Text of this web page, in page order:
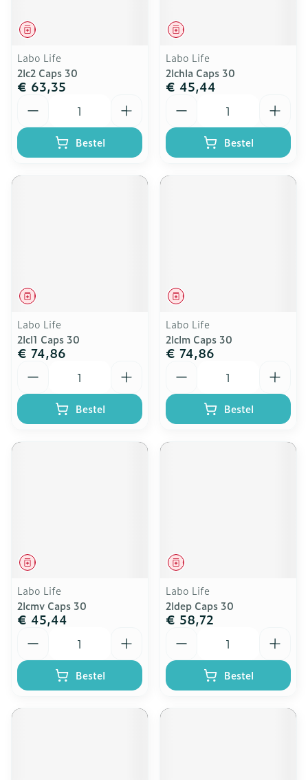
Geneesmiddel
Labo Life
2lc2 Caps 30
€ 63,35
Bestel
Geneesmiddel
Labo Life
2lchla Caps 30
€ 45,44
Bestel
Geneesmiddel
Labo Life
2lcl1 Caps 30
€ 74,86
Bestel
Geneesmiddel
Labo Life
2lclm Caps 30
€ 74,86
Bestel
Geneesmiddel
Labo Life
2lcmv Caps 30
€ 45,44
Bestel
Geneesmiddel
Labo Life
2ldep Caps 30
€ 58,72
Bestel